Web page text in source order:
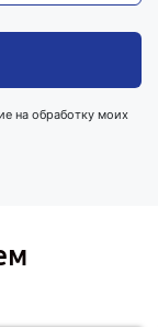
на обработку моих